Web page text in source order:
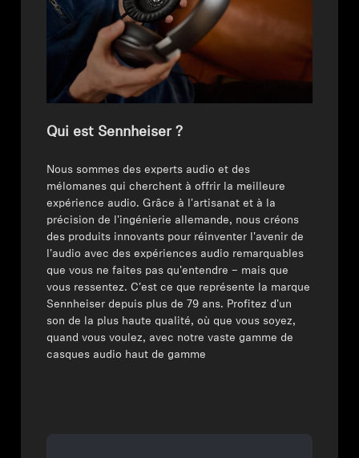
Support
Professionnel
Qui est Sennheiser ?
⁠Nous sommes des experts audio et des
mélomanes qui cherchent à offrir la meilleure
expérience audio. Grâce à l'artisanat et à la
précision de l'ingénierie allemande, nous créons
des produits innovants pour réinventer l'avenir de
l'audio avec des expériences audio remarquables
que vous ne faites pas qu'entendre – mais que
vous ressentez. C'est ce que représente la marque
Sennheiser depuis plus de 79 ans. Profitez d'un
son de la plus haute qualité, où que vous soyez,
quand vous voulez, avec notre vaste gamme de
casques audio haut de gamme